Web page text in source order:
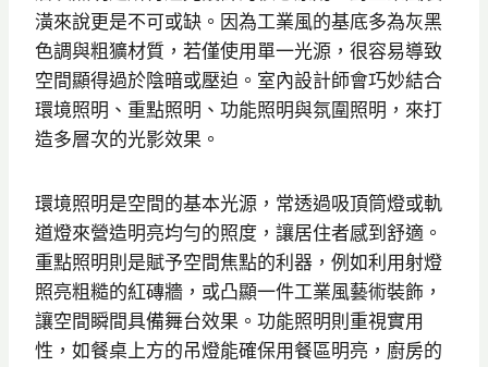
潢來說更是不可或缺。因為工業風的基底多為灰黑
色調與粗獷材質，若僅使用單一光源，很容易導致
空間顯得過於陰暗或壓迫。室內設計師會巧妙結合
環境照明、重點照明、功能照明與氛圍照明，來打
造多層次的光影效果。
環境照明是空間的基本光源，常透過吸頂筒燈或軌
道燈來營造明亮均勻的照度，讓居住者感到舒適。
重點照明則是賦予空間焦點的利器，例如利用射燈
照亮粗糙的紅磚牆，或凸顯一件工業風藝術裝飾，
讓空間瞬間具備舞台效果。功能照明則重視實用
性，如餐桌上方的吊燈能確保用餐區明亮，廚房的